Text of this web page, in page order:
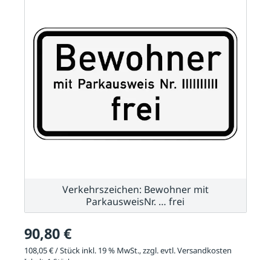
90,80 €
108,05 € / Stück inkl. 19 % MwSt., zzgl. evtl.Versandkosten
Verkehrszeichen: Bewohner mit
ParkausweisNr. … frei